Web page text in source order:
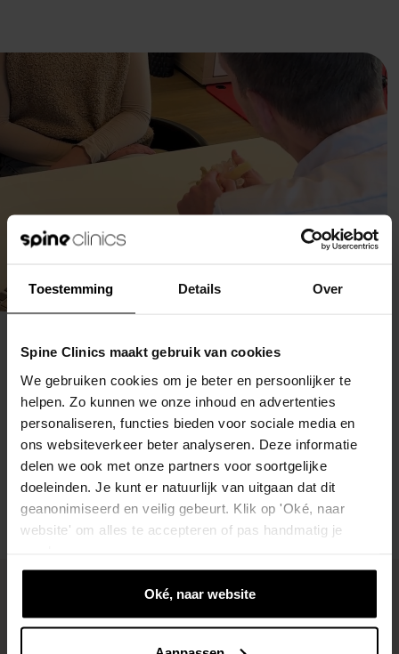
Toestemming Details Over
Spine Clinics maakt gebruik van cookies
We gebruiken cookies om je beter en persoonlijker te
helpen. Zo kunnen we onze inhoud en advertenties
personaliseren, functies bieden voor sociale media en
ons websiteverkeer beter analyseren. Deze informatie
delen we ook met onze partners voor soortgelijke
doeleinden. Je kunt er natuurlijk van uitgaan dat dit
geanonimiseerd en veilig gebeurt. Klik op 'Oké, naar
website' om alles te accepteren of pas handmatig je
Oké, naar website
Benieuwd wat er bij jou
speelt?
Tijdens een gratis screening brengen we je
klacht in kaart en bespreken we de beste
aanpak — vrijblijvend en zonder verwijzing.
Plan een gratis screening
Preventie en betere